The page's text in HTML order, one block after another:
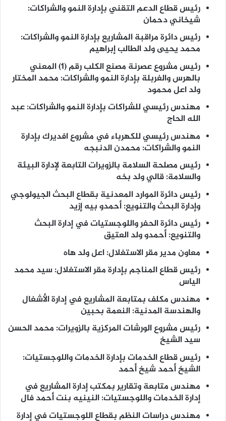
رئيس قطاع الدعم التقني بإدارة النمو والشراكات:
شيخاني دحمان
رئيس دائرة مراقبة المشاريع بإدارة النمو والشراكات:
محمد يحيى ولد الطالب إبراهيم
رئيس مشروع عصرنة مصنع الكلب رقم (1) المعني
بالهرس والغربلة بإدارة النمو والشراكات: محمد المختار
ولد اعل محمود
مهندس رئيسي للشراكات بإدارة النمو والشراكات: عبد
الله الحاج
مهندس رئيسي للكهرباء في مشروع افديرك بإدارة
النمو والشراكات: محمدن الدنبجه
رئيس مصلحة السلامة بالزويرات التابعة لإدارة البيئة
والسلامة: قالي ولد بخه
رئيس دائرة الموارد المعدنية بقطاع البحث الجيولوجي
وإدارة البحث والتنويع: أحمدو بيه إزيد
رئيس دائرة الحفر واللوجستيات في إدارة البحث
والتنويع: أحمدو ولد العتيق
معاون مدير مقر الاستغلال: اعل ولد هاه
رئيس قطاع المناجم بإدارة مقر الاستغلال: سيد محمد
الياس
مهندس مكلف بمتابعة المشاريع في إدارة الأشغال
والهندسة المدنية: النعمة بحبين
رئيس مشروع الورشات المركزية بالزويرات: محمد الحسن
سيد الشيخ
رئيس قطاع الخدمات بإدارة الخدمات واللوجستيات:
الشيخ أحمد شيخ أحمد
مهندس متابعة وتقارير بمكتب إدارة المشاريع في
إدارة الخدمات واللوجستيات: النينيه بنت أحمد فال
مهندس دراسات النظم بقطاع اللوجستيات في إدارة